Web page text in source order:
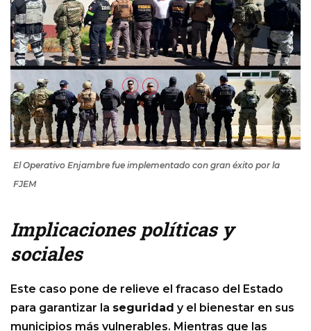
El Operativo Enjambre fue implementado con gran éxito por la
FJEM
Implicaciones políticas y
sociales
Este caso pone de relieve el fracaso del Estado
para garantizar la seguridad y el bienestar en sus
municipios más vulnerables. Mientras que las